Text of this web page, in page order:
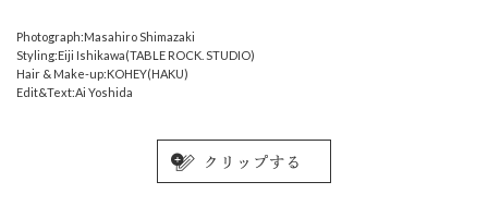
Photograph:Masahiro Shimazaki
Styling:Eiji Ishikawa(TABLE ROCK. STUDIO)
Hair & Make-up:KOHEY(HAKU)
Edit&Text:Ai Yoshida